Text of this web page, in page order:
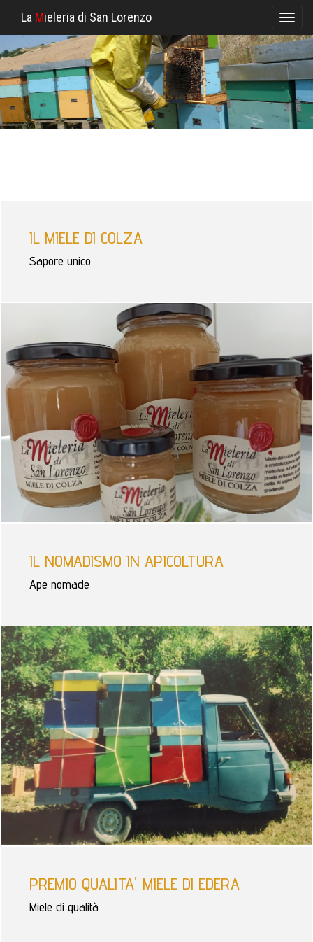
La Mieleria di San Lorenzo
IL MIELE DI COLZA
Sapore unico
IL NOMADISMO IN APICOLTURA
Ape nomade
PREMIO QUALITA' MIELE DI EDERA
Miele di qualità